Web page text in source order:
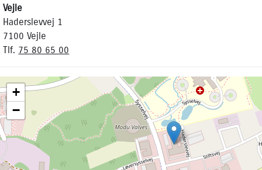
Vejle
Haderslevvej 1
7100 Vejle
Tlf. 75 80 65 00